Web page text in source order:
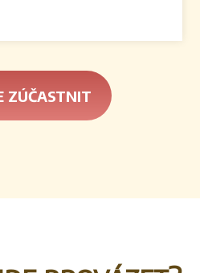
ZÚČASTNIT